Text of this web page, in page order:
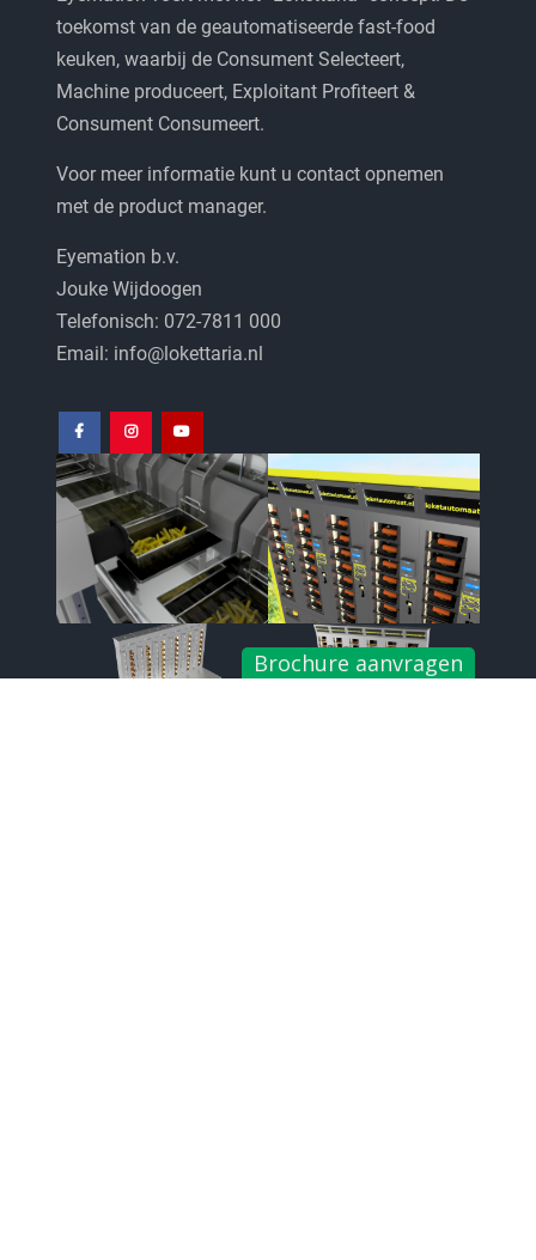
toekomst van de geautomatiseerde fast-food
keuken, waarbij de Consument Selecteert,
Machine produceert, Exploitant Profiteert &
Consument Consumeert.
Voor meer informatie kunt u contact opnemen
met de product manager.
Eyemation b.v.
Jouke Wijdoogen
Telefonisch: 072-7811 000
Email: info@lokettaria.nl
FacebookInstagramYoutube
Brochure aanvragen